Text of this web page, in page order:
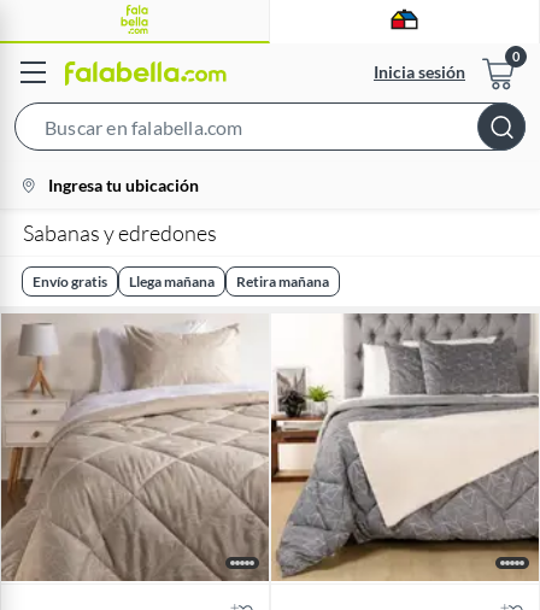
Inicia sesión
Bar
location-
icon
Ingresa tu ubicación
Sabanas y edredones
Envío gratis Llega mañana Retira mañana